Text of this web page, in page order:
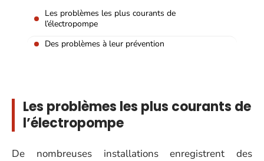
Les problèmes les plus courants de
l’électropompe
Des problèmes à leur prévention
Les problèmes les plus courants de
l’électropompe
De nombreuses installations enregistrent des